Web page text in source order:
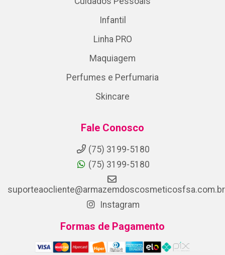
Infantil
Linha PRO
Maquiagem
Perfumes e Perfumaria
Skincare
Fale Conosco
(75) 3199-5180
(75) 3199-5180
suporteaocliente@armazemdoscosmeticosfsa.com.br
Instagram
Formas de Pagamento